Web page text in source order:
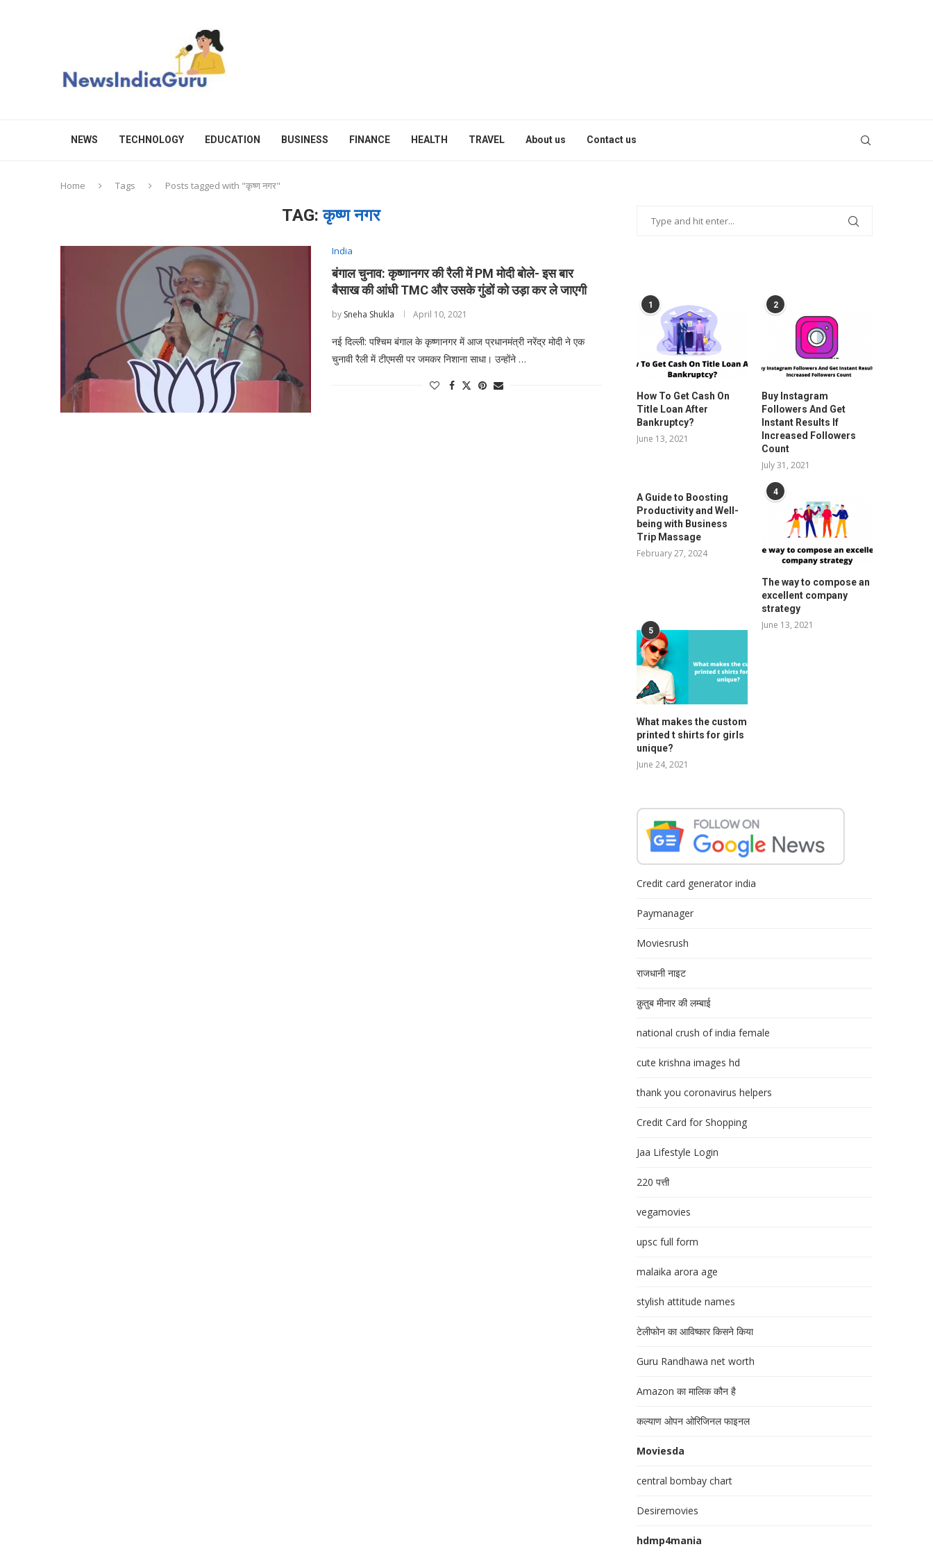
NEWS TECHNOLOGY EDUCATION BUSINESS FINANCE HEALTH TRAVEL About us Contact us
Home Tags Posts tagged with "कृष्ण नगर"
TAG:कृष्ण नगर
India
बंगाल चुनाव: कृष्णानगर की रैली में PM मोदी बोले- इस बार
बैसाख की आंधी TMC और उसके गुंडों को उड़ा कर ले जाएगी
by Sneha Shukla April 10, 2021
नई दिल्ली: पश्चिम बंगाल के कृष्णानगर में आज प्रधानमंत्री नरेंद्र मोदी ने एक
चुनावी रैली में टीएमसी पर जमकर निशाना साधा। उन्होंने …
1
How To Get Cash On
Title Loan After
Bankruptcy?
June 13, 2021
2
Buy Instagram
Followers And Get
Instant Results If
Increased Followers
Count
July 31, 2021
A Guide to Boosting
Productivity and Well-
being with Business
Trip Massage
February 27, 2024
4
The way to compose an
excellent company
strategy
June 13, 2021
5
What makes the custom
printed t shirts for girls
unique?
June 24, 2021
Credit card generator india
Paymanager
Moviesrush
राजधानी नाइट
क़ुतुब मीनार की लम्बाई
national crush of india female
cute krishna images hd
thank you coronavirus helpers
Credit Card for Shopping
Jaa Lifestyle Login
220 पत्ती
vegamovies
upsc full form
malaika arora age
stylish attitude names
टेलीफोन का आविष्कार किसने किया
Guru Randhawa net worth
Amazon का मालिक कौन है
कल्याण ओपन ओरिजिनल फाइनल
Moviesda
central bombay chart
Desiremovies
hdmp4mania